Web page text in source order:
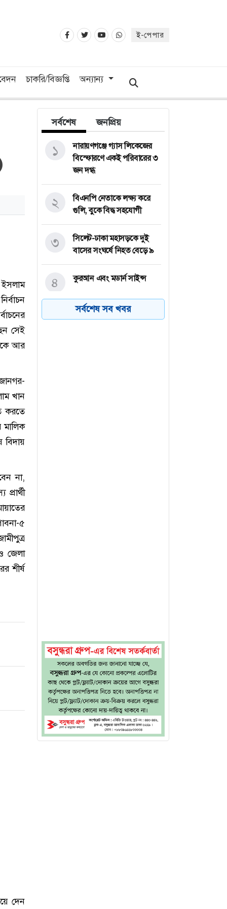
ই-পেপার
চাকরি/বিজ্ঞপ্তি অন্যান্য
ইসলাম
সেই
আর
খান
করতে
না,
৫
জেলা
শীর্ষ
দেন
সর্বশেষ জনপ্রিয়
নারায়ণগঞ্জে গ্যাস লিকেজের
বিস্ফোরণে একই পরিবারের ৩
জন দগ্ধ
১
বিএনপি নেতাকে লক্ষ্য করে
গুলি, বুকে বিদ্ধ সহযোগী
২
সিলেট-ঢাকা মহাসড়কে দুই
বাসের সংঘর্ষে নিহত বেড়ে ৯
৩
কুরআন এবং মডার্ন সাইন্স
৪
প্রতারণার মামলায় আইনি
৫
সর্বশেষ সব খবর